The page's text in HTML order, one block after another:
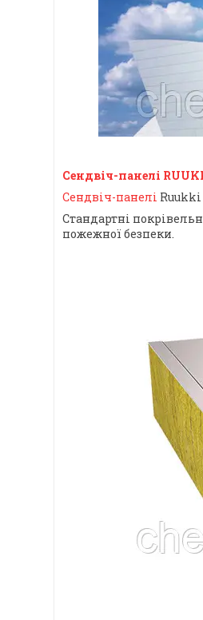
Сендвіч-панелі
Сендвіч-панелі Ruukki
Стандартні
пожежної безпеки.